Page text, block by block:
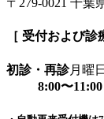
〒279-0021 千葉
［ 受付および診
初診・再診月曜
8:00〜11:00